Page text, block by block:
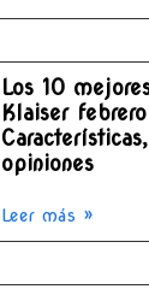
Los 10
Klaiser
opiniones
Leer más »